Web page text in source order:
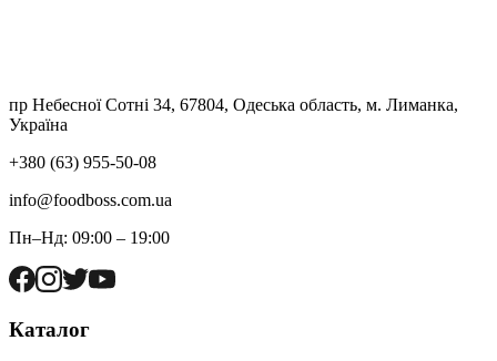
пр Небесної Сотні 34, 67804, Одеська область, м. Лиманка,
Україна
+380 (63) 955-50-08
info@foodboss.com.ua
Пн–Нд: 09:00 – 19:00
Каталог